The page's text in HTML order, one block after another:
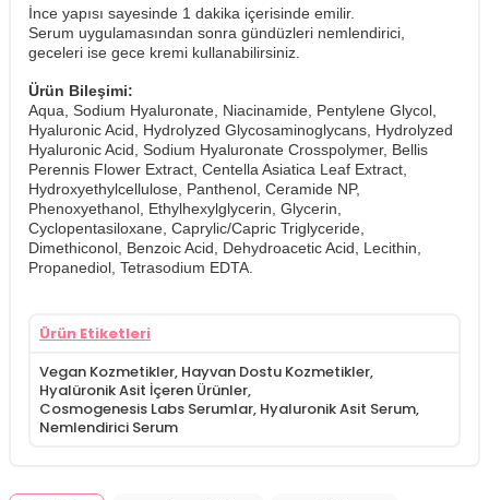
İnce yapısı sayesinde 1 dakika içerisinde emilir.
​Serum uygulamasından sonra gündüzleri nemlendirici,
geceleri ise gece kremi kullanabilirsiniz.
Ürün Bileşimi:
Aqua, Sodium Hyaluronate, Niacinamide, Pentylene Glycol,
Hyaluronic Acid, Hydrolyzed Glycosaminoglycans, Hydrolyzed
Hyaluronic Acid, Sodium Hyaluronate Crosspolymer, Bellis
Perennis Flower Extract, Centella Asiatica Leaf Extract,
Hydroxyethylcellulose, Panthenol, Ceramide NP,
Phenoxyethanol, Ethylhexylglycerin, Glycerin,
Cyclopentasiloxane, Caprylic/Capric Triglyceride,
Dimethiconol, Benzoic Acid, Dehydroacetic Acid, Lecithin,
Propanediol, Tetrasodium EDTA.
Ürün Etiketleri
Vegan Kozmetikler, Hayvan Dostu Kozmetikler,
Hyalüronik Asit İçeren Ürünler,
Cosmogenesis Labs Serumlar, Hyaluronik Asit Serum,
Nemlendirici Serum